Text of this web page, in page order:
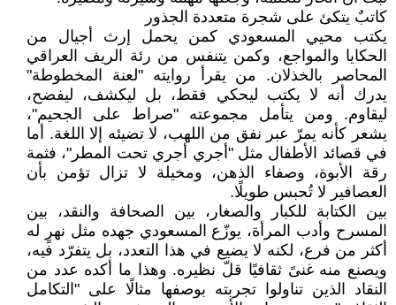
كاتبٌ يتكئ على شجرة متعددة الجذور
يكتب محيي المسعودي كمن يحمل إرث أجيال من
الحكايا والمواجع، وكمن يتنفس من رئة الريف العراقي
المحاصر بالخذلان. من يقرأ روايته "لعنة المخطوطة"
يدرك أنه لا يكتب ليحكي فقط، بل ليكشف، ليفضح،
ليقاوم. ومن يتأمل مجموعته "صراط على الجحيم"،
يشعر كأنه يمرّ عبر نفق من اللهب، لا تضيئه إلا اللغة. أما
في قصائد الأطفال مثل "أجري أجري تحت المطر"، فثمة
رقة الأبوة، وصفاء الذهن، ومخيلة لا تزال تؤمن بأن
العصافير لا تُحبس طويلًا.
بين الكتابة للكبار والصغار، بين الصحافة والنقد، بين
المسرح وأدب المرأة، يوزّع المسعودي جهده مثل نهرٍ له
أكثر من فرع، لكنه لا يضيع في هذا التعدد، بل يتفرّد فيه،
ويصنع منه غنىً ثقافيًا قلّ نظيره. وهذا ما أكده عدد من
النقاد الذين تناولوا تجربته بوصفها مثالًا على "التكامل